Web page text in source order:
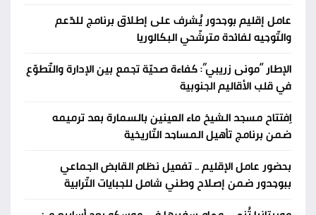
عامل إقليم بوجدور يُشرف على إطلاق برنامج للدّعم
والتّوجيه لفائدة مترشّحي البكالوريا
الإطار “مونى زريبي”: كفاءة صحيّة تجمع بين الإدارة والتّطوّع
في قلب الأقاليم الجنوبية
اِفتتاح مسجد الشيخ ماء العينين بالسمارة بعد ترميمه
ضمن برنامج تأهيل المساجد التّاريخية
بحضور عامل الإقليم .. تفعيل نظام القابض الجماعي
ببوجدور ضمن إصلاح وطني شامل للجبايات التّرابية